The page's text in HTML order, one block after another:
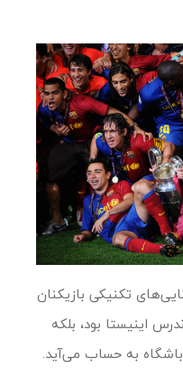
تکنیکی بازیکنان
اینیستا بود، بلکه
باشگاه به حساب می‌آید.